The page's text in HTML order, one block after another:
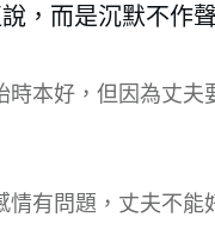
，而是沉默不作聲
時本好，但因為丈
有問題，丈夫不能